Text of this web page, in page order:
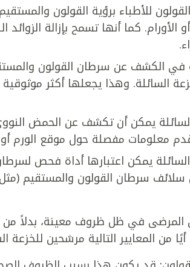
للأطباء برؤية القولون
كما أنها تسمح بإزالة الزوائد
في الكشف عن سرطان القولون
السائلة. وهذا يجعلها أكثر
يمكن أن تكشف عن الحمض
معلومات مفصلة حول موقع الورم
يمكن اعتبارها أداة فحص
سرطان القولون والمستقيم (مثل
المرضى في ظل ظروف معينة، بدلاً من
المعايير التالية مرشحين للخزعة